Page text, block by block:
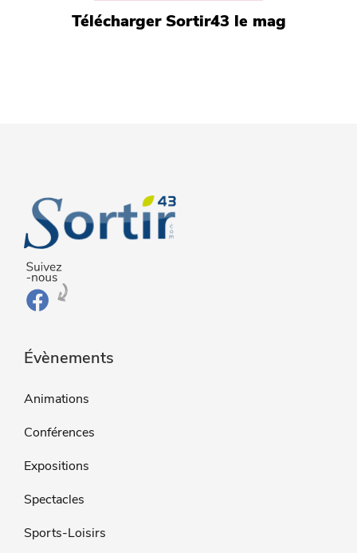
Télécharger Sortir43 le mag
Évènements
Animations
Conférences
Expositions
Spectacles
Sports-Loisirs